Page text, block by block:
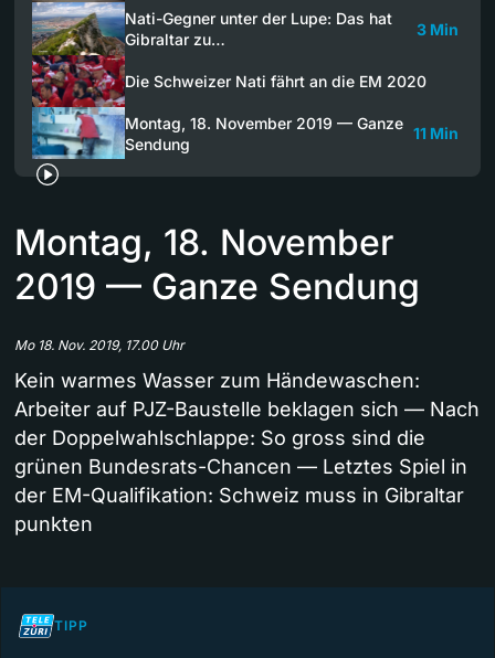
Nati-Gegner unter der Lupe: Das hat
Gibraltar zu…
3 Min
Die Schweizer Nati fährt an die EM 2020
Montag, 18. November 2019 — Ganze
Sendung
11 Min
Montag, 18. November
2019 — Ganze Sendung
Mo 18. Nov. 2019, 17.00 Uhr
Kein warmes Wasser zum Händewaschen:
Arbeiter auf PJZ-Baustelle beklagen sich — Nach
der Doppelwahlschlappe: So gross sind die
grünen Bundesrats-Chancen — Letztes Spiel in
der EM-Qualifikation: Schweiz muss in Gibraltar
punkten
TIPP